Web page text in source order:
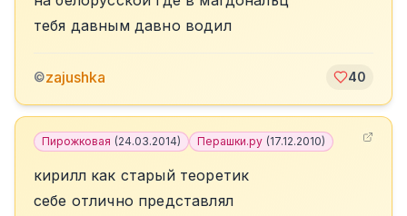
тебя давным давно водил
©zajushka 40
Пирожковая (24.03.2014) Перашки.ру (17.12.2010)
кирилл как старый теоретик
себе отлично представлял